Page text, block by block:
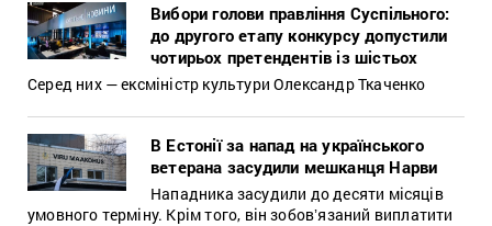
Вибори голови правління Суспільного:
до другого етапу конкурсу допустили
чотирьох претендентів із шістьох
Серед них — ексміністр культури Олександр Ткаченко
В Естонії за напад на українського
ветерана засудили мешканця Нарви
Нападника засудили до десяти місяців
умовного терміну. Крім того, він зобовʼязаний виплатити